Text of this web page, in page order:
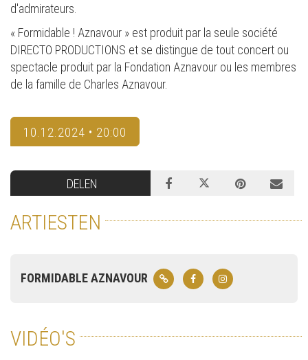
d'admirateurs.
« Formidable ! Aznavour » est produit par la seule société
DIRECTO PRODUCTIONS et se distingue de tout concert ou
spectacle produit par la Fondation Aznavour ou les membres
de la famille de Charles Aznavour.
10.12.2024 • 20:00
DELEN
ARTIESTEN
FORMIDABLE AZNAVOUR
VIDÉO'S